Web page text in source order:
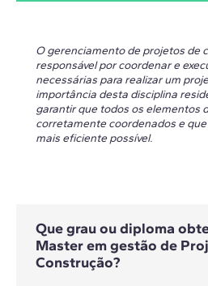
O gerenciamento de projetos de
responsável por coordenar e
necessárias para realizar um
importância desta disciplina
garantir que todos os elementos
corretamente coordenados e
mais eficiente possível.
Que grau ou diploma
Master em gestão de
Construção?